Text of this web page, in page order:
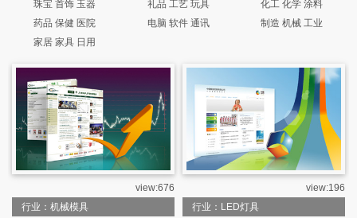
珠宝 首饰 玉器
礼品 工艺 玩具
化工 化学 涂料
药品 保健 医院
电脑 软件 通讯
制造 机械 工业
家居 家具 日用
view:676
行业：机械模具
view:196
行业：LED灯具